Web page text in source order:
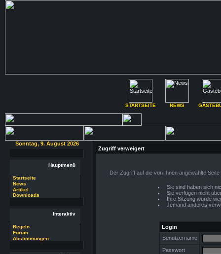
STARTSEITE NEWS
Sonntag, 9. August 2026
Hauptmenü
Startseite
News
Artikel
Downloads
Interaktiv
Regeln
Forum
Abstimmungen
Zugriff verweigert
Der Zugriff auf die von Ihnen angewählte
Sie sind haben sich
Sie verfügen nicht
Ihre Sitzung wurde
Jemand anderes
Login
Benutzername
Passwort